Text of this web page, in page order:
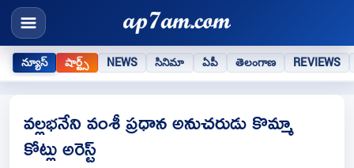
న్యూస్ షార్ట్స్ NEWS సినిమా ఏపీ తెలంగాణ REVIEWS
వల్లభనేని వంశీ ప్రధాన అనుచరుడు కొమ్మా
కోట్లు అరెస్ట్